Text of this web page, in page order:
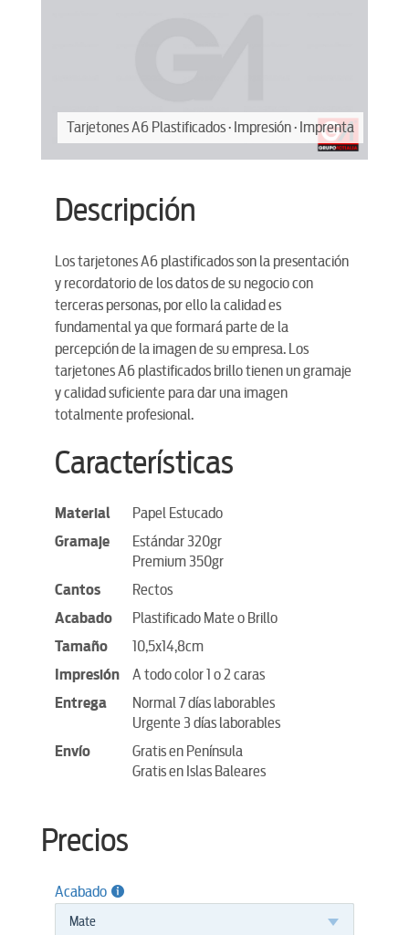
Tarjetones A6 Plastificados · Impresión · Imprenta
Descripción
Los tarjetones A6 plastificados son la presentación
y recordatorio de los datos de su negocio con
terceras personas, por ello la calidad es
fundamental ya que formará parte de la
percepción de la imagen de su empresa. Los
tarjetones A6 plastificados brillo tienen un gramaje
y calidad suficiente para dar una imagen
totalmente profesional.
Características
Material
Papel Estucado
Gramaje
Estándar 320gr
Premium 350gr
Cantos
Rectos
Acabado
Plastificado Mate o Brillo
Tamaño
10,5x14,8cm
Impresión
A todo color 1 o 2 caras
Entrega
Normal 7 días laborables
Urgente 3 días laborables
Envío
Gratis en Península
Gratis en Islas Baleares
Precios
Acabado
Mate